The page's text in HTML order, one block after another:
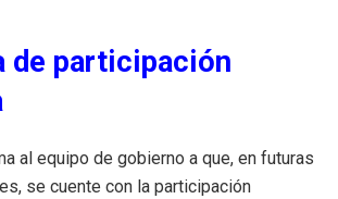
de participación
al equipo de gobierno a que, en futuras
se cuente con la participación